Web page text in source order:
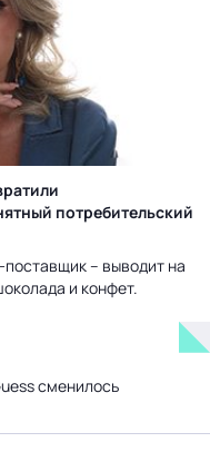
потребительский
– выводит на
и конфет.
сменилось